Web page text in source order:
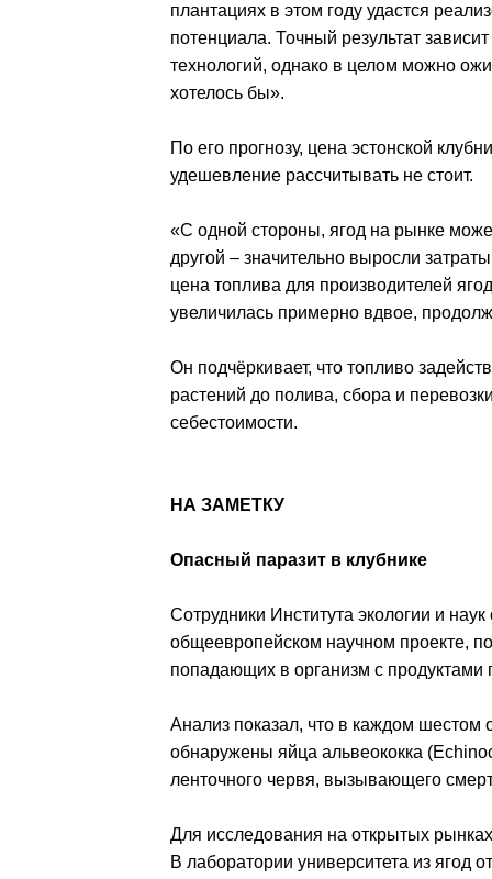
плантациях в этом году удастся
потенциала. Точный результат
технологий, однако в целом можно
хотелось бы».
По его прогнозу, цена эстонской
удешевление рассчитывать не стоит.
«С одной стороны, ягод на рынке
другой – значительно выросли
цена топлива для производителей
увеличилась примерно вдвое,
Он подчёркивает, что топливо
растений до полива, сбора и
себестоимости.
НА ЗАМЕТКУ
Опасный паразит в клубнике
Сотрудники Института экологии и
общеевропейском научном проекте,
попадающих в организм с продуктами
Анализ показал, что в каждом
обнаружены яйца альвеококка
ленточного червя, вызывающего
Для исследования на открытых
В лаборатории университета из ягод